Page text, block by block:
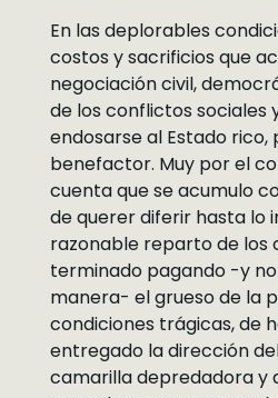
En las deplorables
costos y sacrificios que
negociación civil,
de los conflictos sociales
endosarse al Estado
benefactor. Muy por el
cuenta que se acumulo
de querer diferir hasta lo
razonable reparto de los
terminado pagando -y
manera- el grueso de la
condiciones trágicas, de
entregado la dirección
camarilla depredadora y